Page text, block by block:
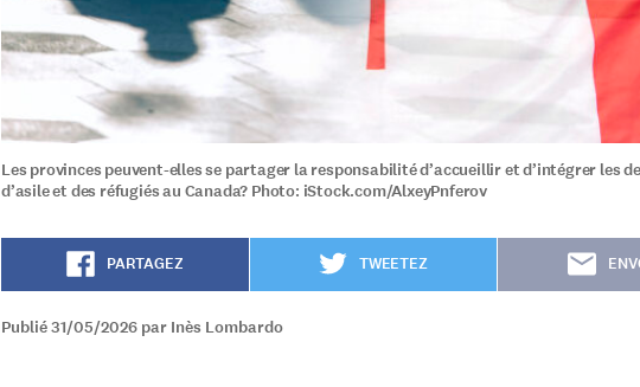
Les provinces peuvent-elles se partager la responsabilité d’accueillir et d’intégrer les
d’asile et des réfugiés au Canada? Photo: iStock.com/AlxeyPnferov
PARTAGEZ TWEETEZ
Publié 31/05/2026 par Inès Lombardo